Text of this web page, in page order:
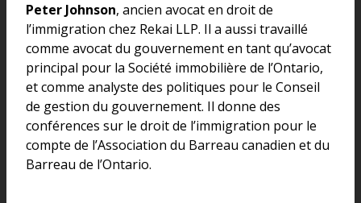
Peter Johnson, ancien avocat en droit de
l’immigration chez Rekai LLP. Il a aussi travaillé
comme avocat du gouvernement en tant qu’avocat
principal pour la Société immobilière de l’Ontario,
et comme analyste des politiques pour le Conseil
de gestion du gouvernement. Il donne des
conférences sur le droit de l’immigration pour le
compte de l’Association du Barreau canadien et du
Barreau de l’Ontario.